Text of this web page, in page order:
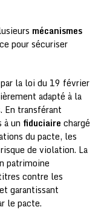
mécanismes
pour sécuriser
la loi du 19 février
adapté à la
En transférant
un fiduciaire chargé
du pacte, les
de violation. La
patrimoine
contre les
garantissant
le pacte.